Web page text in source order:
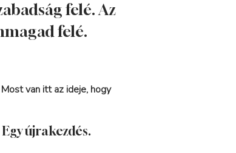
felé. Az
felé.
van itt az ideje, hogy
újrakezdés.